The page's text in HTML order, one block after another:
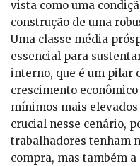
vista como uma
construção de uma
Uma classe média
essencial para
interno, que é um pilar
crescimento
mínimos mais
crucial nesse cenário,
trabalhadores tenham
compra, mas também